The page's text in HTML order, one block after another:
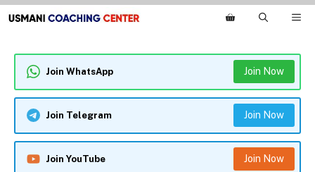
Skip
to
Join WhatsApp Join Now
Join Telegram Join Now
Join YouTube Join Now